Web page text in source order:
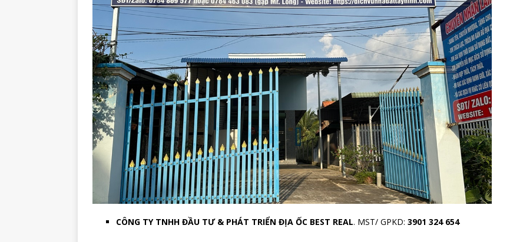
CÔNG TY TNHH ĐẦU TƯ & PHÁT TRIỂN ĐỊA ỐC BEST REAL. MST/ GPKD: 3901 324 654